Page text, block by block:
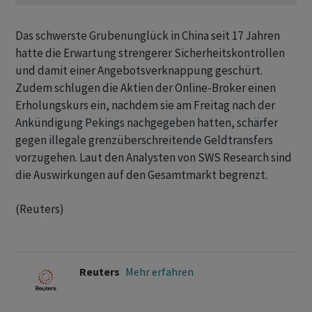
Das schwerste Grubenunglück in China seit ​17 ​Jahren
hatte die Erwartung strengerer ⁠Sicherheitskontrollen
und damit einer Angebotsverknappung geschürt.
Zudem ​schlugen die Aktien ⁠der Online-Broker einen
Erholungskurs ein, nachdem sie am Freitag nach der
‌Ankündigung Pekings nachgegeben hatten, schärfer
gegen illegale grenzüberschreitende Geldtransfers
vorzugehen. Laut den Analysten von SWS Research sind
‌die Auswirkungen auf den Gesamtmarkt begrenzt.
(Reuters)
Reuters Mehr erfahren